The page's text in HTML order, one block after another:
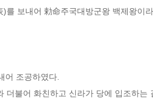
)를 보내어 勅命주국대방군왕 백제왕이
어 조공하였다.
더불어 화친하고 신라가 당에 입조하